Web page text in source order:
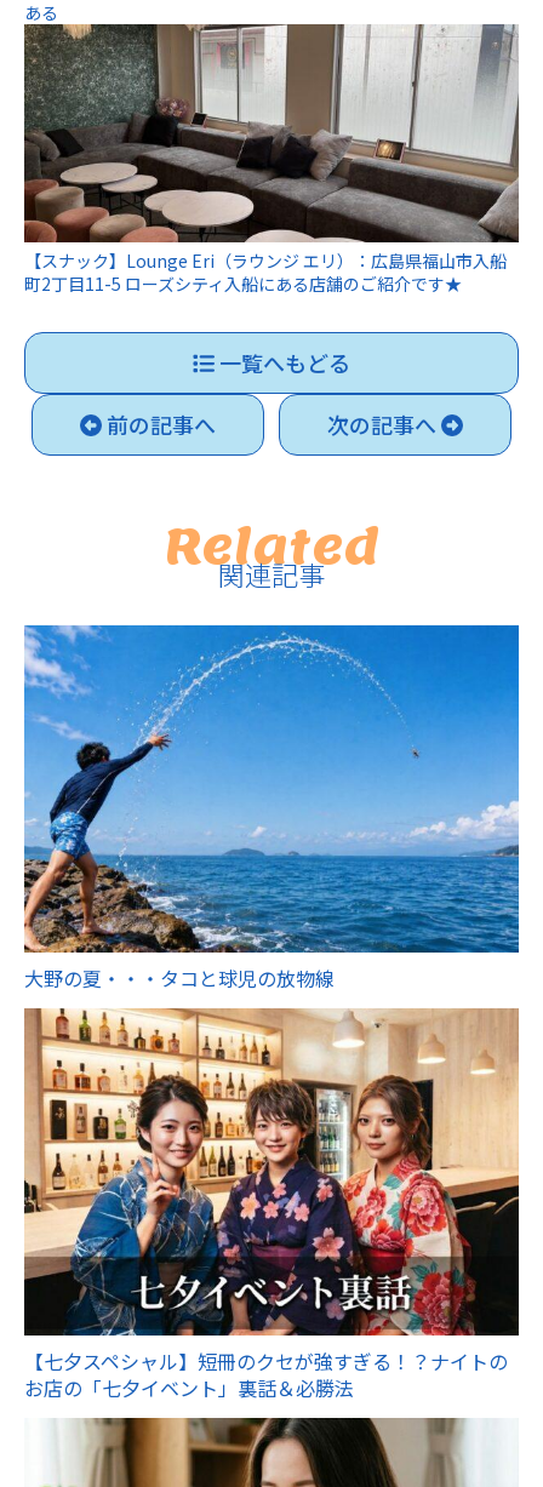
ある
【スナック】Lounge Eri（ラウンジ エリ）：広島県福山市入船
町2丁目11-5 ローズシティ入船にある店舗のご紹介です★
一覧へもどる
前の記事へ
次の記事へ
Related
関連記事
大野の夏・・・タコと球児の放物線
【七夕スペシャル】短冊のクセが強すぎる！？ナイトの
お店の「七夕イベント」裏話＆必勝法